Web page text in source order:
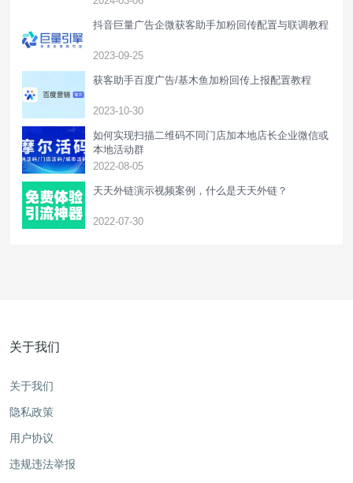
抖音巨量广告企微获客助手加粉回传配置与联调教程
2023-09-25
获客助手百度广告/基木鱼加粉回传上报配置教程
2023-10-30
如何实现扫描二维码不同门店加本地店长企业微信或
本地活动群
2022-08-05
天天外链演示视频案例，什么是天天外链？
2022-07-30
关于我们
关于我们
隐私政策
用户协议
违规违法举报